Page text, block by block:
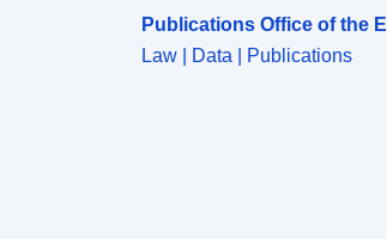
Publications Office of the
Law | Data | Publications